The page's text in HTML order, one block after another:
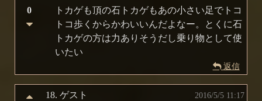
トカゲも頂の石トカゲもあの小さい足でトコ
トコ歩くからかわいいんだよなー。とくに石
トカゲの方は力ありそうだし乗り物として使
いたい
0
返信
18. ゲスト 2016/5/5 11:17